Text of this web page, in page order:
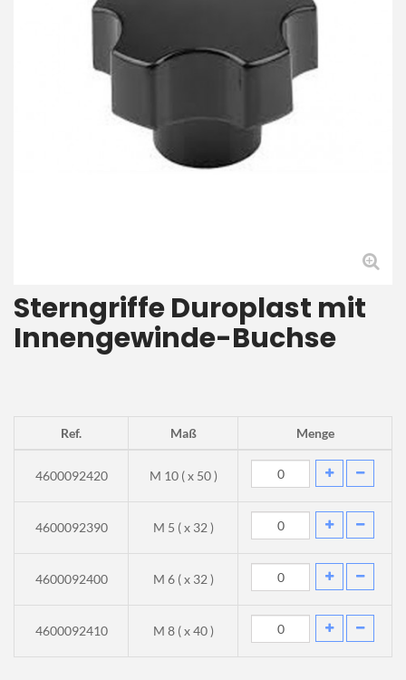
Sterngriffe Duroplast mit
Innengewinde-Buchse
Ref. Maß Menge
4600092420 M 10 ( x 50 )
4600092390 M 5 ( x 32 )
4600092400 M 6 ( x 32 )
4600092410 M 8 ( x 40 )